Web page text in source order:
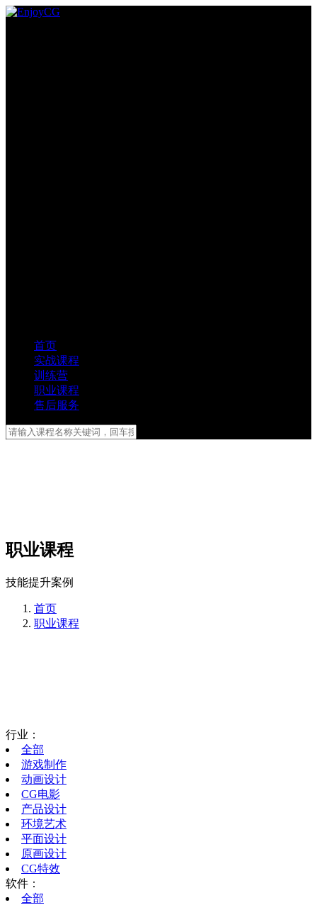
首页
实战课程
训练营
职业课程
售后服务
职业课程
技能提升案例
首页
职业课程
行业：
全部
游戏制作
动画设计
CG电影
产品设计
环境艺术
平面设计
原画设计
CG特效
软件：
全部